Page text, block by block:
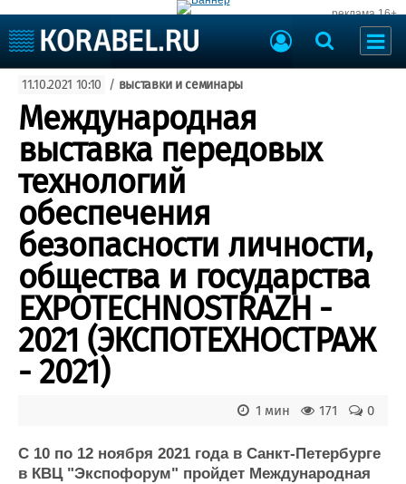
реклама 16+
Судоходство
Судоремонт
События
Пресс-релизы
Порты
ВМФ
Образование
Яхты и катера
Еще
Судостроение
Пульс
Новости
Компании
Репутация
Работа
Торговая площадка
Доска объявлений
Продажа флота
Оборудование
Изделия
11.10.2021 10:10 / выставки и семинары
Международная
выставка передовых
технологий
обеспечения
безопасности личности,
общества и государства
ЕXРОТЕСНNОSTRAZH -
2021 (ЭКСПОТЕХНОСТРАЖ
- 2021)
0
171
1 мин
С 10 по 12 ноября 2021 года в Санкт-Петербурге
в КВЦ "Экспофорум" пройдет Международная